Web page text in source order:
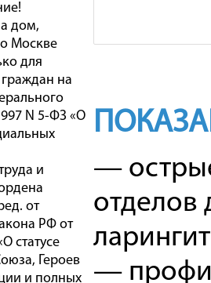
дом,
Москве
для
на
N 5-ФЗ «О
и
от
РФ от
статусе
Героев
и полных
—
отделов
—